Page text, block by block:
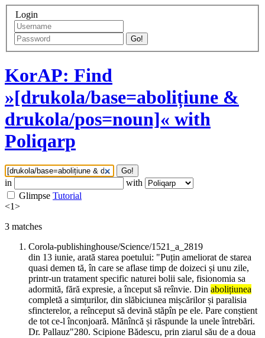
Login
Go!
KorAP: Find
»[drukola/base=abolițiune &
drukola/pos=noun]« with
Poliqarp
Go!
in
with
Glimpse Tutorial
<1>
3 matches
Corola-publishinghouse/Science/1521_a_2819
din 13 iunie, arată starea poetului: "Puțin ameliorat de starea
quasi demen tă, în care se aflase timp de doizeci și unu zile,
printr-un tratament specific naturei bolii sale, fisionomia sa
adormită, fără expresie, a început să reînvie. Din abolițiunea
completă a simțurilor, din slăbiciunea mișcărilor și paralisia
sfincterelor, a reînceput să devină stăpîn pe ele. Pare conștient
de tot ce-l înconjoară. Mănîncă și răspunde la unele întrebări.
Dr. Pallauz"280. Scipione Bădescu, prin ziarul său de a doua